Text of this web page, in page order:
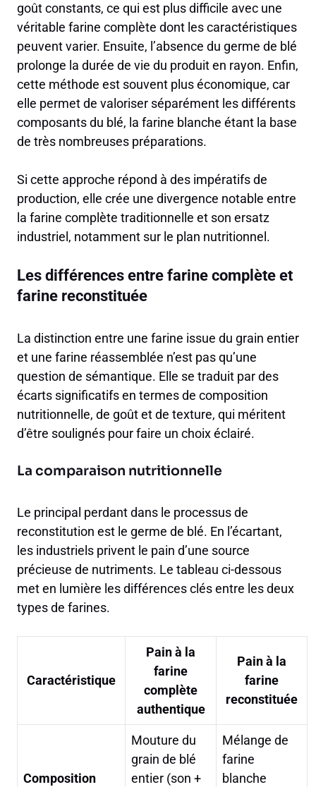
goût constants, ce qui est plus difficile avec une
véritable farine complète dont les caractéristiques
peuvent varier. Ensuite, l’absence du germe de blé
prolonge la durée de vie du produit en rayon. Enfin,
cette méthode est souvent plus économique, car
elle permet de valoriser séparément les différents
composants du blé, la farine blanche étant la base
de très nombreuses préparations.
Si cette approche répond à des impératifs de
production, elle crée une divergence notable entre
la farine complète traditionnelle et son ersatz
industriel, notamment sur le plan nutritionnel.
Les différences entre farine complète et
farine reconstituée
La distinction entre une farine issue du grain entier
et une farine réassemblée n’est pas qu’une
question de sémantique. Elle se traduit par des
écarts significatifs en termes de composition
nutritionnelle, de goût et de texture, qui méritent
d’être soulignés pour faire un choix éclairé.
La comparaison nutritionnelle
Le principal perdant dans le processus de
reconstitution est le germe de blé. En l’écartant,
les industriels privent le pain d’une source
précieuse de nutriments. Le tableau ci-dessous
met en lumière les différences clés entre les deux
types de farines.
Caractéristique
Pain à la
farine
complète
authentique
Pain à la
farine
reconstituée
Composition
Mouture du
grain de blé
entier (son +
Mélange de
farine
blanche